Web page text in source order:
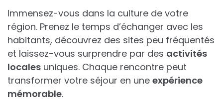
Immensez-vous dans la culture de votre
région. Prenez le temps d’échanger avec les
habitants, découvrez des sites peu fréquentés
et laissez-vous surprendre par des activités
locales uniques. Chaque rencontre peut
transformer votre séjour en une expérience
mémorable.